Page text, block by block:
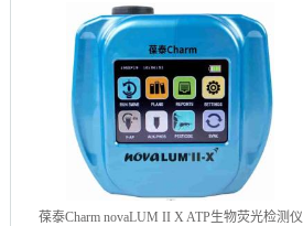
葆泰Charm novaLUM II X ATP生物荧光检测仪